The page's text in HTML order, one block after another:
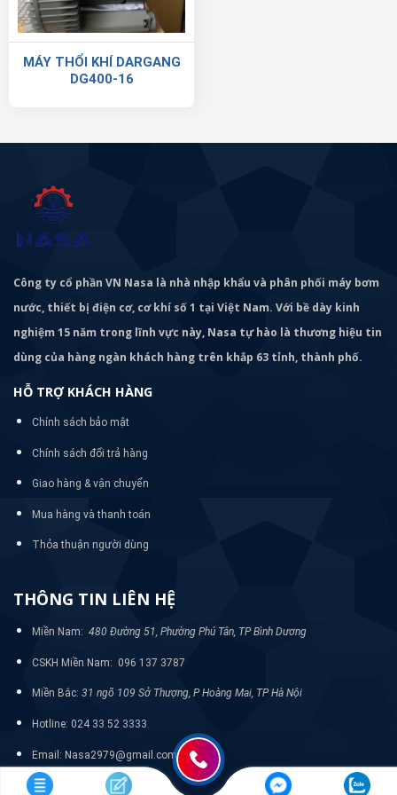
MÁY THỔI KHÍ DARGANG
DG400-16
Công ty cổ phần VN Nasa là nhà nhập khẩu và phân phối máy bơm
nước, thiết bị điện cơ, cơ khí số 1 tại Việt Nam. Với bề dày kinh
nghiệm 15 năm trong lĩnh vực này, Nasa tự hào là thương hiệu tin
dùng của hàng ngàn khách hàng trên khắp 63 tỉnh, thành phố.
HỖ TRỢ KHÁCH HÀNG
Chính sách bảo mật
Chính sách đổi trả hàng
Giao hàng & vận chuyển
Mua hàng và thanh toán
Thỏa thuận người dùng
THÔNG TIN LIÊN HỆ
Miền Nam: 480 Đường 51, Phường Phú Tân, TP Bình Dương
CSKH Miền Nam: 096 137 3787
Miền Bắc: 31 ngõ 109 Sở Thượng, P Hoàng Mai, TP Hà Nội
Hotline: 024 33 52 3333
Email: Nasa2979@gmail.com